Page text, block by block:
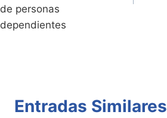
de personas
dependientes
Entradas Similares